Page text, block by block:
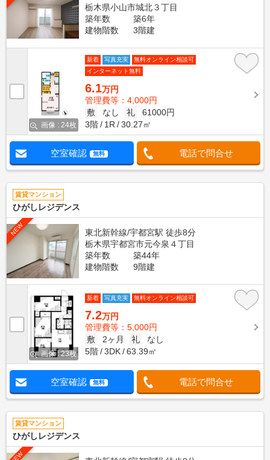
栃木県小山市城北３丁目
築年数
築6年
建物階数
3階建
画像 : 24枚
新着 写真充実
無料オンライン相談可
インターネット無料
6.1万円
管理費等：4,000円
敷
なし 礼
61000円
3階
1R 30.27㎡
空室確認 無料 電話で問合せ
賃貸マンション
ひがしレジデンス
NEW
東北新幹線/宇都宮駅 徒歩8分
栃木県宇都宮市元今泉４丁目
築年数
築44年
建物階数
9階建
画像 : 23枚
新着 写真充実 無料オンライン相談可
7.2万円
管理費等：5,000円
敷
2ヶ月 礼
なし
5階
3DK 63.39㎡
空室確認 無料 電話で問合せ
賃貸マンション
ひがしレジデンス